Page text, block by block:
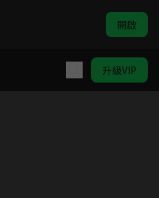
開啟
升級VIP